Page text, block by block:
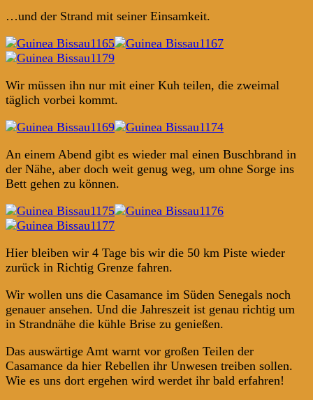
…und der Strand mit seiner Einsamkeit.
Wir müssen ihn nur mit einer Kuh teilen, die zweimal
täglich vorbei kommt.
An einem Abend gibt es wieder mal einen Buschbrand in
der Nähe, aber doch weit genug weg, um ohne Sorge ins
Bett gehen zu können.
Hier bleiben wir 4 Tage bis wir die 50 km Piste wieder
zurück in Richtig Grenze fahren.
Wir wollen uns die Casamance im Süden Senegals noch
genauer ansehen. Und die Jahreszeit ist genau richtig um
in Strandnähe die kühle Brise zu genießen.
Das auswärtige Amt warnt vor großen Teilen der
Casamance da hier Rebellen ihr Unwesen treiben sollen.
Wie es uns dort ergehen wird werdet ihr bald erfahren!